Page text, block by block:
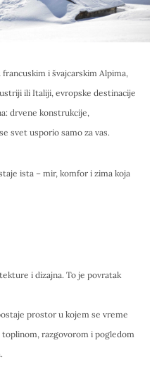
i švajcarskim Alpima,
ili Italiji, evropske destinacije
drvene konstrukcije,
svet usporio samo za vas.
ista – mir, komfor i zima koja
i dizajna. To je povratak
prostor u kojem se vreme
toplinom, razgovorom i pogledom